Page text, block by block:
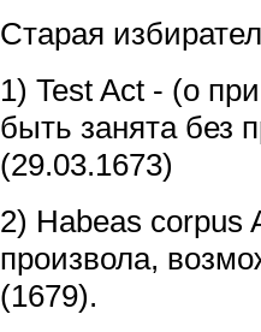
Старая
1) Test Act - (о
быть занята без
(29.03.1673)
2) Habeas corpus
произвола,
(1679).